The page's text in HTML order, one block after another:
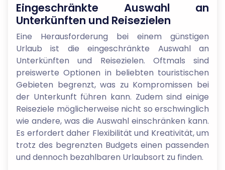
Eingeschränkte Auswahl an
Unterkünften und Reisezielen
Eine Herausforderung bei einem günstigen
Urlaub ist die eingeschränkte Auswahl an
Unterkünften und Reisezielen. Oftmals sind
preiswerte Optionen in beliebten touristischen
Gebieten begrenzt, was zu Kompromissen bei
der Unterkunft führen kann. Zudem sind einige
Reiseziele möglicherweise nicht so erschwinglich
wie andere, was die Auswahl einschränken kann.
Es erfordert daher Flexibilität und Kreativität, um
trotz des begrenzten Budgets einen passenden
und dennoch bezahlbaren Urlaubsort zu finden.